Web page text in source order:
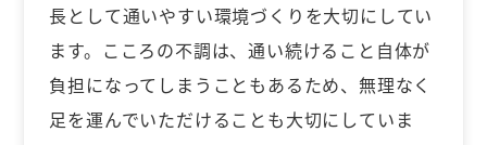
長として通いやすい環境づくりを大切にしてい
ます。こころの不調は、通い続けること自体が
負担になってしまうこともあるため、無理なく
足を運んでいただけることも大切にしていま